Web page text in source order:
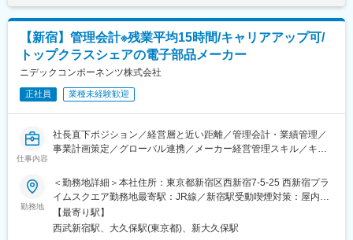
変更の範囲：会社の定める業務
・タイ工場-日本間の取引価格表発行
・事業計画の材料原価算出
当社の管理部門は、大きく総務部門と経理部門に分かれておりま
す。現在本業務はベテラン社員が担っており、売上好調による業
門長や当ベテラン社員をはじめとして、経理部門全体でバックア
ップし、難易度の低い業務から徐々にお任せして慣れていってい
■製品について：
当社のスイッチは、自動車業界向けを中心に幅広く展開していま
す。例えば自動車のパワーシートやオフィス関連機器、コンビニ
【新宿】管理会計※残業平均15時間/キャリアアップ可/
トップクラスシェアの電子部品メーカー
ニデックコンポーネンツ株式会社
正社員 業種未経験歓迎
仕事内容
社長直下ポジション／経営層と近い距離／管理会計・業績管理／
事業計画策定／グローバル連携／メーカー経営管理スキル／キャ
■業務内容：
社長直下の部署である経営企画室にて年間、半期、四半期ごとの
業績目標の達成に向け、経営層と非常に近い立場にて主に業績管
勤務地
＜勤務地詳細＞本社住所：東京都新宿区西新宿7-5-25 西新宿プラ
イムスクエア勤務地最寄駅：JR線／新宿駅受動喫煙対策：屋内全
面禁煙変更の範囲：会社の定める事業所
【最寄り駅】
西武新宿駅、大久保駅(東京都)、新大久保駅